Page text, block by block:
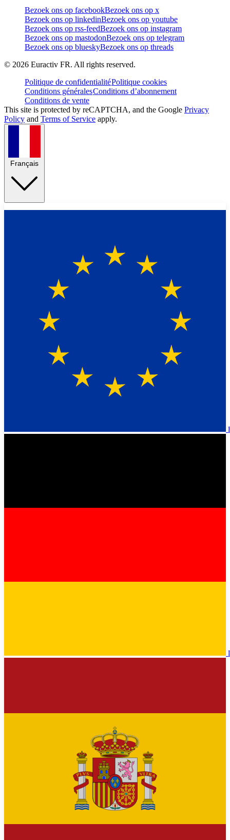
Bezoek ons op facebookBezoek ons op x
Bezoek ons op linkedinBezoek ons op youtube
Bezoek ons op rss-feedBezoek ons op instagram
Bezoek ons op mastodonBezoek ons op telegram
Bezoek ons op blueskyBezoek ons op threads
© 2026 Euractiv FR. All rights reserved.
Politique de confidentialitéPolitique cookies
Conditions généralesConditions d’abonnement
Conditions de vente
This site is protected by reCAPTCHA, and the Google Privacy
Policy and Terms of Service apply.
Français